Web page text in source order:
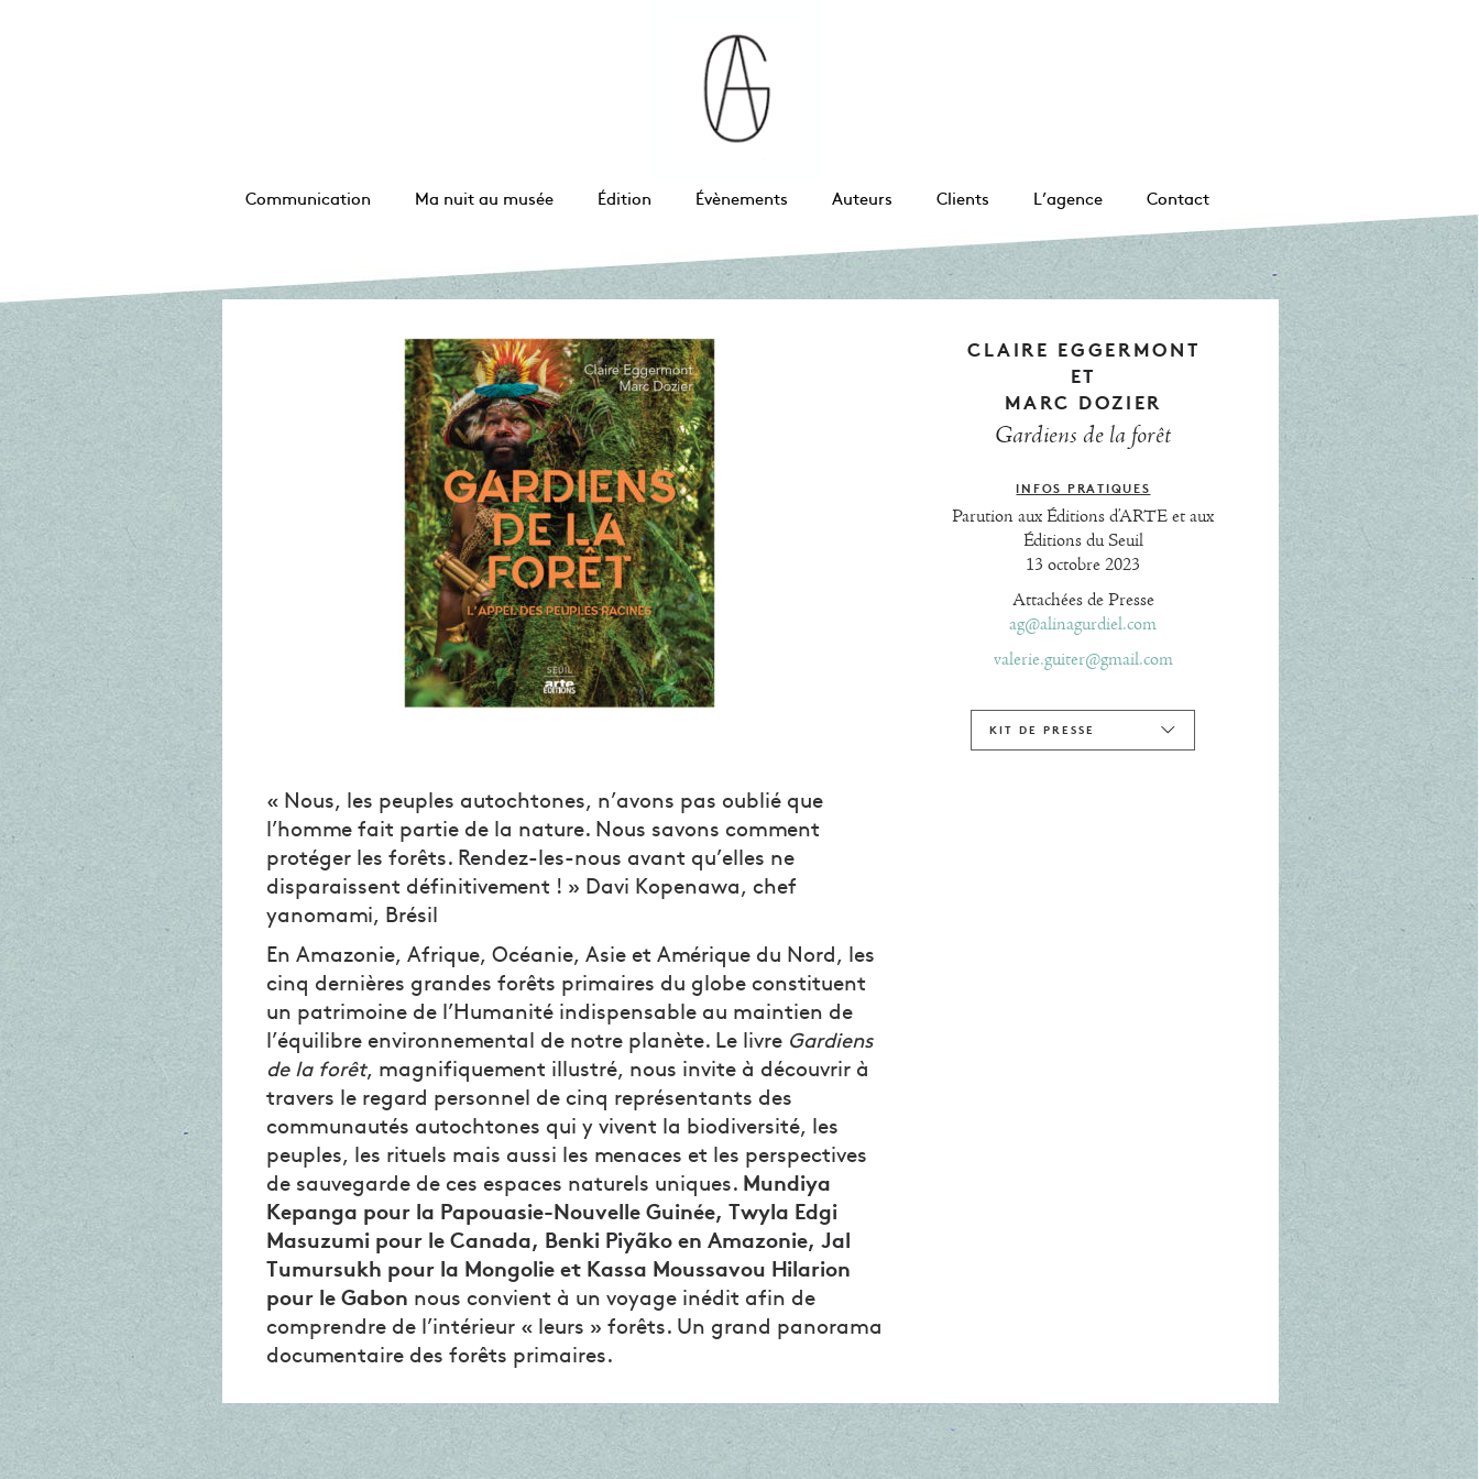
Communication Ma nuit au musée Édition Évènements Auteurs Clients L’agence Contact
« Nous, les peuples autochtones, n’avons pas oublié que
l’homme fait partie de la nature. Nous savons comment
protéger les forêts. Rendez-les-nous avant qu’elles ne
disparaissent définitivement ! » Davi Kopenawa, chef
yanomami, Brésil
En Amazonie, Afrique, Océanie, Asie et Amérique du Nord, les
cinq dernières grandes forêts primaires du globe constituent
un patrimoine de l’Humanité indispensable au maintien de
l’équilibre environnemental de notre planète. Le livre Gardiens
de la forêt, magnifiquement illustré, nous invite à découvrir à
travers le regard personnel de cinq représentants des
communautés autochtones qui y vivent la biodiversité, les
peuples, les rituels mais aussi les menaces et les perspectives
de sauvegarde de ces espaces naturels uniques. Mundiya
Kepanga pour la Papouasie-Nouvelle Guinée, Twyla Edgi
Masuzumi pour le Canada, Benki Piyãko en Amazonie, Jal
Tumursukh pour la Mongolie et Kassa Moussavou Hilarion
pour le Gabon nous convient à un voyage inédit afin de
comprendre de l’intérieur « leurs » forêts. Un grand panorama
documentaire des forêts primaires.
CLAIRE EGGERMONT
ET
MARC DOZIER
Gardiens de la forêt
INFOS PRATIQUES
Parution aux Éditions d’ARTE et aux
Éditions du Seuil
13 octobre 2023
Attachées de Presse
ag@alinagurdiel.com
valerie.guiter@gmail.com
KIT DE PRESSE